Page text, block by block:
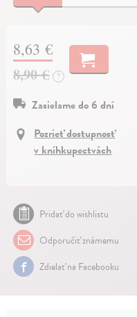
8,63 €
8,90 € ?
Zasielame do 6 dní
Pozrieť dostupnosť
v kníhkupectvách
Pridať do wishlistu
Odporučiť známemu
Zdielať na Facebooku